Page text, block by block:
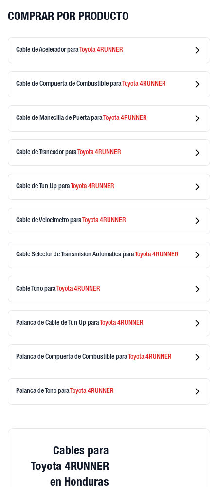
COMPRAR POR PRODUCTO
Cable de AceleradorparaToyota4RUNNER
Cable de Compuerta de Combustible paraToyota4RUNNER
Cable de Manecilla de PuertaparaToyota4RUNNER
Cable de TrancadorparaToyota4RUNNER
Cable de Tun Up paraToyota4RUNNER
Cable de Velocimetro paraToyota4RUNNER
Cable Selector de Transmision AutomaticaparaToyota4RUNNER
Cable Tono paraToyota4RUNNER
Palanca de Cable de Tun Up paraToyota4RUNNER
Palanca de Compuerta de Combustible paraToyota4RUNNER
Palanca de Tono paraToyota4RUNNER
Cables para
Toyota 4RUNNER
en Honduras